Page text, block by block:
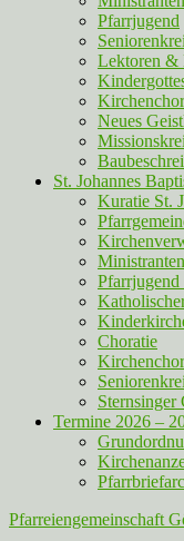
Pfarrjugend
Lektoren &
Kirchenchor
Neues
St. Johannes
Kuratie St.
Ministranten
Choratie
Kirchenchor
Sternsinger
Termine 2026 –
Pfarreiengemeinschaft